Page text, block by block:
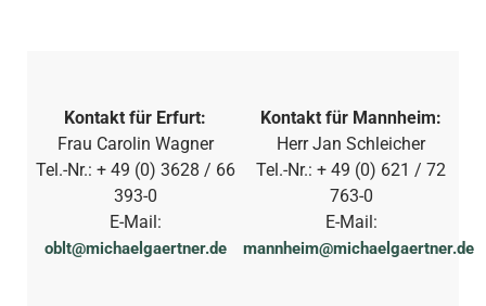
Kontakt für Erfurt:
Frau Carolin Wagner
Tel.-Nr.: + 49 (0) 3628 / 66
393-0
E-Mail:
oblt@michaelgaertner.de
Kontakt für Mannheim:
Herr Jan Schleicher
Tel.-Nr.: + 49 (0) 621 / 72
763-0
E-Mail:
mannheim@michaelgaertner.de